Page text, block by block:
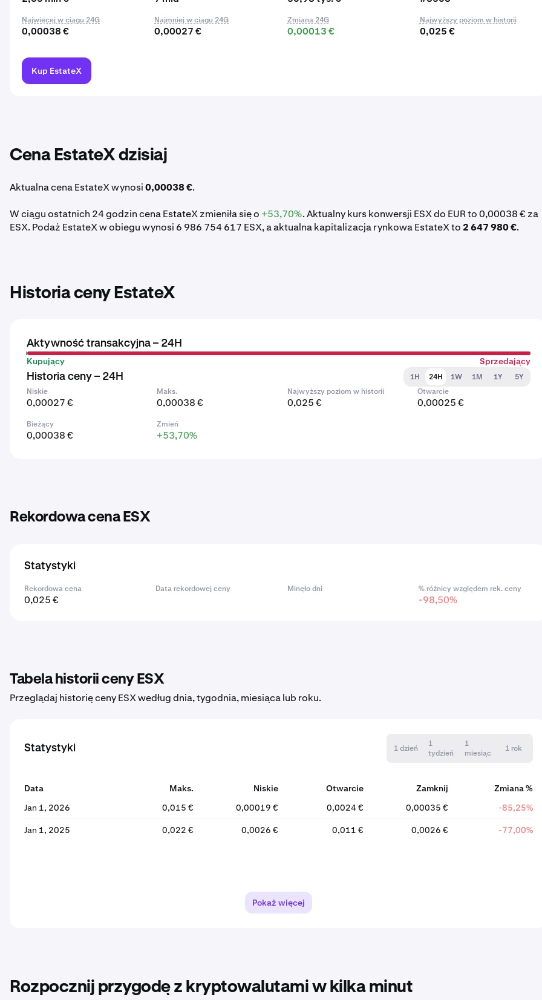
Najwięcej w ciągu 24G
0,00038 €
Najmniej w ciągu 24G
0,00027 €
Zmiana 24G
0,00013 €
Najwyższy poziom w historii
0,025 €
Kup EstateX
Cena EstateX dzisiaj
Aktualna cena EstateX wynosi0,00038 €.
W ciągu ostatnich 24 godzin cena EstateX zmieniła się o +53,70%. Aktualny kurs konwersji ESX do EUR to 0,00038 € za
ESX. Podaż EstateX w obiegu wynosi 6 986 754 617 ESX, a aktualna kapitalizacja rynkowa EstateX to 2 647 980 €.
Historia ceny EstateX
Aktywność transakcyjna – 24H
Kupujący
Sprzedający
Historia ceny – 24H
1H 24H 1W 1M 1Y
5Y
Niskie
0,00027 €
Maks.
0,00038 €
Najwyższy poziom w historii
0,025 €
Otwarcie
0,00025 €
Bieżący
0,00038 €
Zmień
+53,70%
Rekordowa cena ESX
Statystyki
Rekordowa cena
0,025 €
Data rekordowej ceny Minęło dni % różnicy względem rek. ceny
-98,50%
Tabela historii ceny ESX
Przeglądaj historię ceny ESX według dnia, tygodnia, miesiąca lub roku.
Statystyki 1 dzień
1
tydzień
1
miesiąc
1 rok
Data Maks. Niskie Otwarcie Zamknij
Zmiana %
Jan 1, 2026
0,015 € 0,00019 € 0,0024 € 0,00035 € -85,25%
Jan 1, 2025 0,022 € 0,0026 € 0,011 € 0,0026 € -77,00%
Pokaż więcej
Rozpocznij przygodę z kryptowalutami w kilka minut